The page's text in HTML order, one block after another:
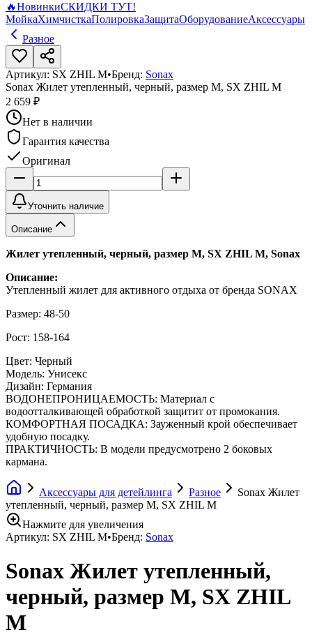
🔥НовинкиСКИДКИ ТУТ!
МойкаХимчисткаПолировкаЗащитаОборудованиеАксессуары
Разное
Артикул: SX ZHIL M•Бренд: Sonax
Sonax Жилет утепленный, черный, размер M, SX ZHIL M
2 659 ₽
Нет в наличии
Гарантия качества
Оригинал
Уточнить наличие
Описание
Жилет утепленный, черный, размер M, SX ZHIL M, Sonax
Описание:
Утепленный жилет для активного отдыха от бренда SONAX
Размер: 48-50
Рост: 158-164
Цвет: Черный
Модель: Унисекс
Дизайн: Германия
ВОДОНЕПРОНИЦАЕМОСТЬ: Материал с
водоотталкивающей обработкой защитит от промокания.
КОМФОРТНАЯ ПОСАДКА: Зауженный крой обеспечивает
удобную посадку.
ПРАКТИЧНОСТЬ: В модели предусмотрено 2 боковых
кармана.
Аксессуары для детейлинга Разное
Sonax Жилет
утепленный, черный, размер M, SX ZHIL M
Нажмите для увеличения
Артикул: SX ZHIL M•Бренд: Sonax
Sonax Жилет утепленный,
черный, размер M, SX ZHIL
M